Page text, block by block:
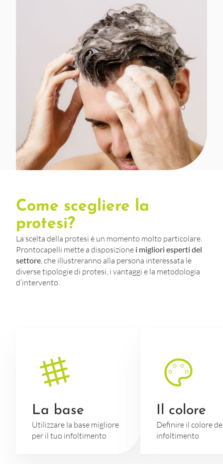
Come scegliere la
protesi?
La scelta della protesi è un momento molto particolare.
Prontocapelli mette a disposizione i migliori esperti del
settore, che illustreranno alla persona interessata le
diverse tipologie di protesi, i vantaggi e la metodologia
d’intervento.
La base
Utilizzare la base migliore
per il tuo infoltimento
Il colore
Definire il colore
infoltimento